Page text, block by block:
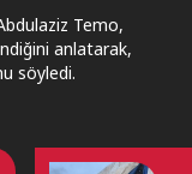
Temo,
anlatarak,
söyledi.